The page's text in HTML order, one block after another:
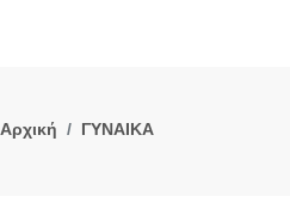
Αρχική ΓΥΝΑΙΚΑ